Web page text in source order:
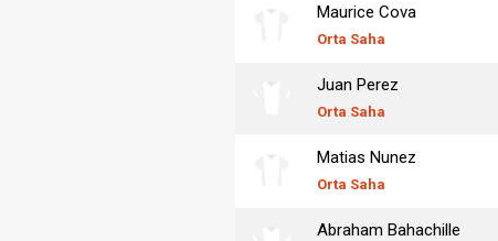
Maurice Cova
Orta Saha
Juan Perez
Orta Saha
Matias Nunez
Orta Saha
Abraham Bahachille